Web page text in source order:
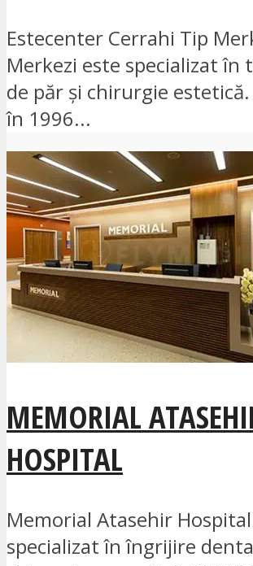
Estecenter Cerrahi Tip
Merkezi este specializat în
de păr și chirurgie
în 1996...
MEMORIAL
HOSPITAL
Memorial Atasehir
specializat în îngrijire